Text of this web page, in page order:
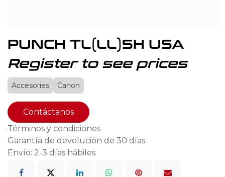
PUNCH TL(LL)5H USA
Register to see prices
Accesories Canon
Contáctanos
Términos y condiciones
Garantía de devolución de 30 días
Envío: 2-3 días hábiles